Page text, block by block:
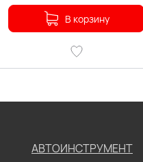
В корзину
АВТОИНСТРУМЕНТ